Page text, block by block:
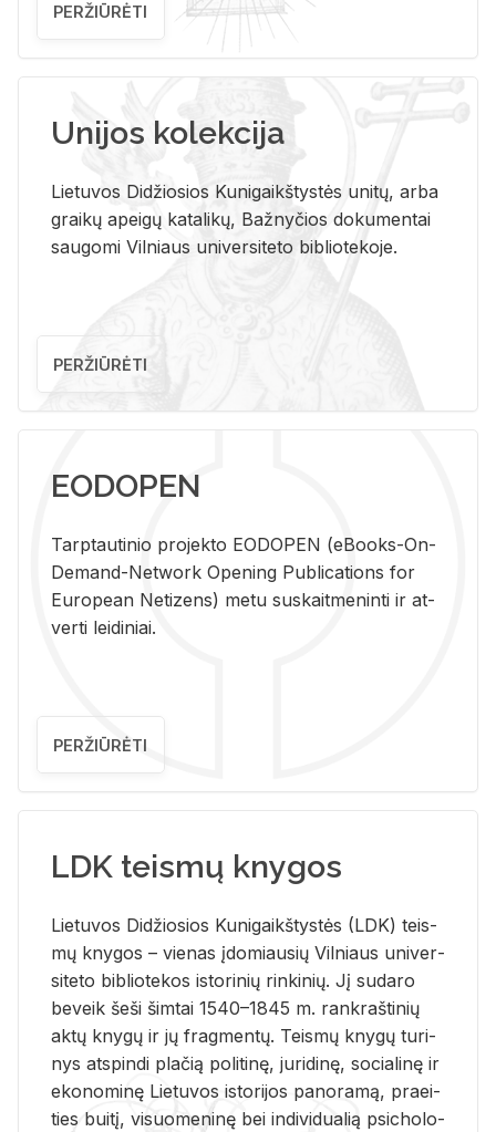
PERŽIŪRĖTI
Unijos kolekcija
Lietuvos Didžiosios Kunigaikštystės unitų, arba
graikų apeigų katalikų, Bažnyčios dokumentai
saugomi Vilniaus universiteto bibliotekoje.
PERŽIŪRĖTI
EODOPEN
Tarp­tau­ti­nio pro­jek­to EO­DO­PEN (eBo­oks-On-
De­mand-Ne­twork Ope­ning Pub­li­ca­tions for
Eu­ro­pe­an Ne­ti­zens) metu su­skait­me­nin­ti ir at­
ver­ti lei­di­niai.
PERŽIŪRĖTI
LDK teismų knygos
Lie­tu­vos Di­džio­sios Ku­ni­gaikš­tys­tės (LDK) teis­
mų kny­gos – vie­nas įdo­miau­sių Vil­niaus uni­ver­
si­te­to bi­b­lio­te­kos is­to­ri­nių rin­ki­nių. Jį su­da­ro
be­veik šeši šim­tai 1540–1845 m. rank­raš­ti­nių
aktų kny­gų ir jų frag­men­tų. Teis­mų kny­gų tu­ri­
nys at­spin­di pla­čią po­li­ti­nę, ju­ri­di­nę, so­cia­li­nę ir
eko­no­mi­nę Lie­tu­vos is­to­ri­jos pa­no­ra­mą, pra­ei­
ties bui­tį, vi­suo­me­ni­nę bei in­di­vi­dua­lią psi­cho­lo­